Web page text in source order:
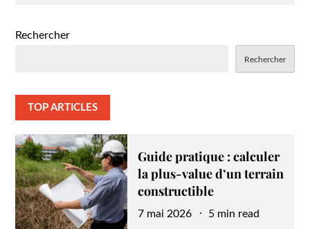
Rechercher
Rechercher
TOP ARTICLES
Guide pratique : calculer
la plus-value d’un terrain
constructible
Posted
7 mai 2026 5 min read